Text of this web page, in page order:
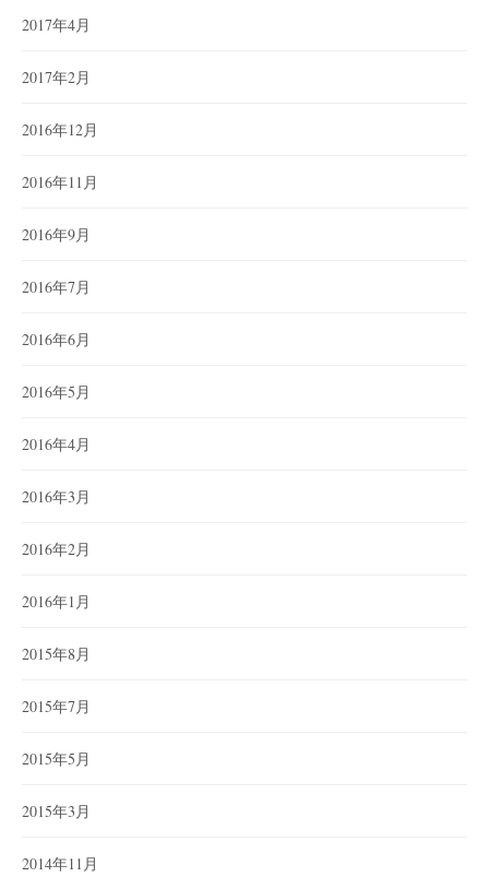
2017年4月
2017年2月
2016年12月
2016年11月
2016年9月
2016年7月
2016年6月
2016年5月
2016年4月
2016年3月
2016年2月
2016年1月
2015年8月
2015年7月
2015年5月
2015年3月
2014年11月